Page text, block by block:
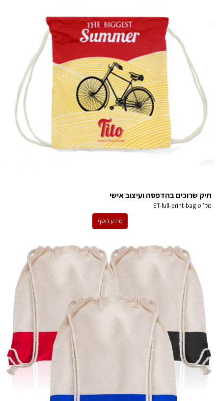
תיק שרוכים בהדפסה ועיצוב אישי
מק''טET-full-print-bag
מידע נוסף